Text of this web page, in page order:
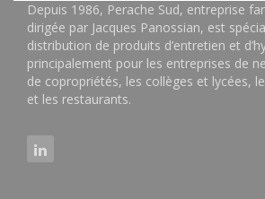
Depuis 1986, Perache Sud, entreprise
dirigée par Jacques Panossian, est
distribution de produits d’entretien et
principalement pour les entreprises de
de copropriétés, les collèges et lycées,
et les restaurants.